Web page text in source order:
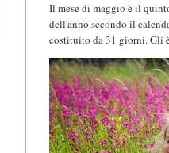
Il mese di maggio è il
dell'anno secondo il
costituito da 31 giorni. Gli